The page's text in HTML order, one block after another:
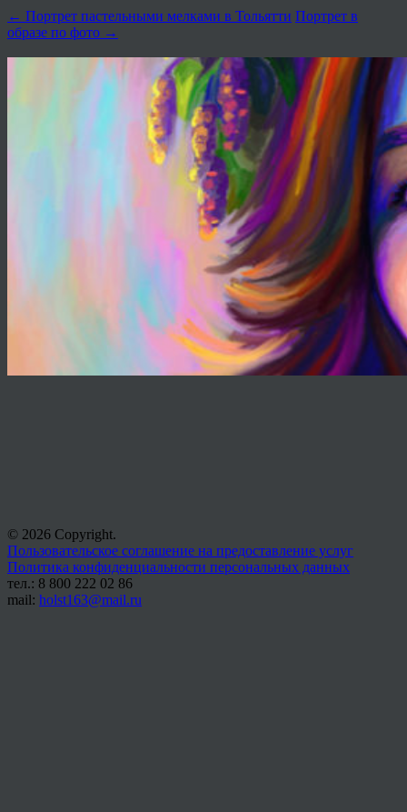
← Портрет пастельными мелками в Тольятти Портрет в
образе по фото →
© 2026 Copyright.
Пользовательское соглашение на предоставление услуг
Политика конфиденциальности персональных данных
тел.: 8 800 222 02 86
mail: holst163@mail.ru